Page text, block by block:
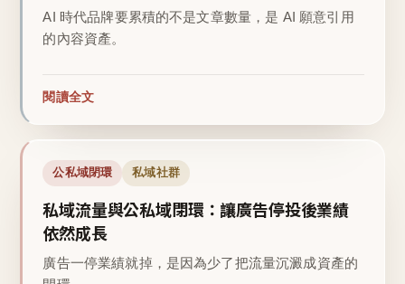
AI 時代品牌要累積的不是文章數量，是 AI 願意引用
的內容資產。
閱讀全文
公私域閉環 私域社群
私域流量與公私域閉環：讓廣告停投後業績
依然成長
廣告一停業績就掉，是因為少了把流量沉澱成資產的